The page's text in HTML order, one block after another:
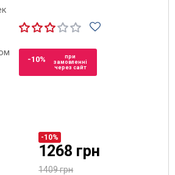
-10%
при
замовленні
через сайт
-10%
1268 грн
1409 грн